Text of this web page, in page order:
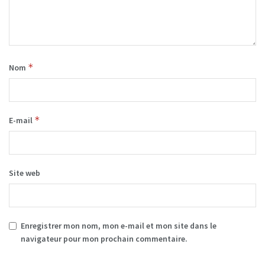
Nom *
E-mail *
Site web
Enregistrer mon nom, mon e-mail et mon site dans le
navigateur pour mon prochain commentaire.